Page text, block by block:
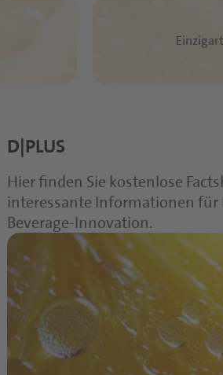
D|PLUS
Hier finden Sie kostenlose
interessante Informationen für
Beverage-Innovation.